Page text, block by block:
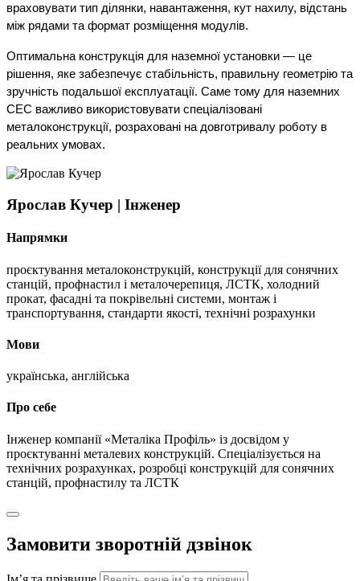
враховувати тип ділянки, навантаження, кут нахилу, відстань
між рядами та формат розміщення модулів.
Оптимальна конструкція для наземної установки — це
рішення, яке забезпечує стабільність, правильну геометрію та
зручність подальшої експлуатації. Саме тому для наземних
СЕС важливо використовувати спеціалізовані
металоконструкції, розраховані на довготривалу роботу в
реальних умовах.
Ярослав Кучер | Інженер
Напрямки
проєктування металоконструкцій, конструкції для сонячних
станцій, профнастил і металочерепиця, ЛСТК, холодний
прокат, фасадні та покрівельні системи, монтаж і
транспортування, стандарти якості, технічні розрахунки
Мови
українська, англійська
Про себе
Інженер компанії «Металіка Профіль» із досвідом у
проєктуванні металевих конструкцій. Спеціалізується на
технічних розрахунках, розробці конструкцій для сонячних
станцій, профнастилу та ЛСТК
Замовити зворотній дзвінок